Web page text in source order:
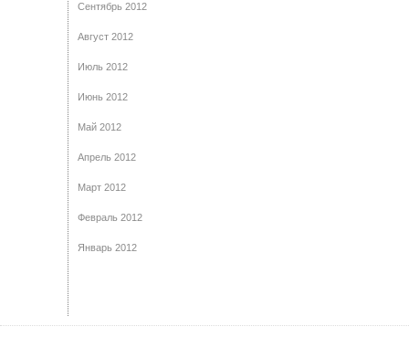
Сентябрь 2012
Август 2012
Июль 2012
Июнь 2012
Май 2012
Апрель 2012
Март 2012
Февраль 2012
Январь 2012